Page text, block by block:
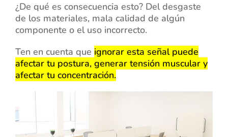
¿De qué es consecuencia esto? Del desgaste
de los materiales, mala calidad de algún
componente o el uso incorrecto.
Ten en cuenta que ignorar esta señal puede
afectar tu postura, generar tensión muscular y
afectar tu concentración.